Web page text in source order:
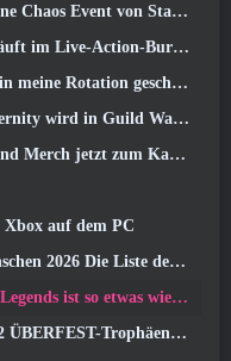
von Star Trek Online zurück
Force eine Ausbildung im „The Loot Camp“.
geschafft hat, Zur Zeit
Wars fortgesetzt 2 Nächste Woche
jetzt zum Kauf verfügbar
Xbox auf dem PC
und wie wahrscheinlich ist, dass sie eintreten
wie ein Geschwindigkeitsdämon
Trophäen-Design-Wettbewerb